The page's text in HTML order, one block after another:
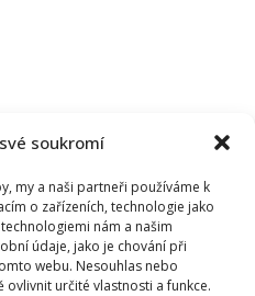
soukromí
my a naši partneři používáme k
o zařízeních, technologie jako
nám a našim
údaje, jako je chování při
webu. Nesouhlas nebo
určité vlastnosti a funkce.